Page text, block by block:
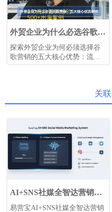
户粘性，为跨境品牌提供了宝
贵经验。
外贸企业为什么必选谷歌营
销：五大核心优势解析
探索外贸企业为何必须选择谷
歌营销的五大核心优势：流量
关
AI+SNS社媒全智达营销系
统
易营宝AI+SNS社媒全智达营销